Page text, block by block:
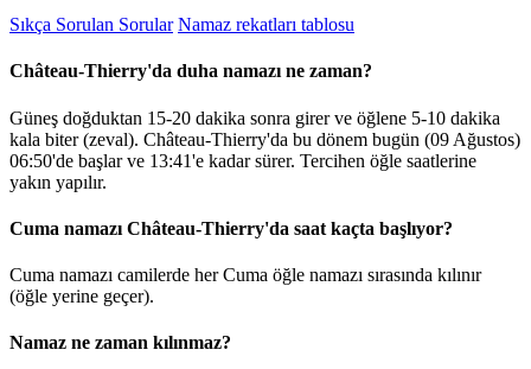
Sıkça Sorulan Sorular Namaz rekatları tablosu
Château-Thierry'da duha namazı ne zaman?
Güneş doğduktan 15-20 dakika sonra girer ve öğlene 5-10 dakika
kala biter (zeval). Château-Thierry'da bu dönem bugün (09 Ağustos)
06:50'de başlar ve 13:41'e kadar sürer. Tercihen öğle saatlerine
yakın yapılır.
Cuma namazı Château-Thierry'da saat kaçta başlıyor?
Cuma namazı camilerde her Cuma öğle namazı sırasında kılınır
(öğle yerine geçer).
Namaz ne zaman kılınmaz?